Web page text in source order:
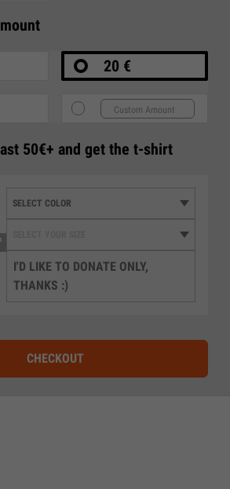
20 €
50€+ and get the t-shirt
I'D LIKE TO DONATE ONLY,
THANKS :)
CHECKOUT